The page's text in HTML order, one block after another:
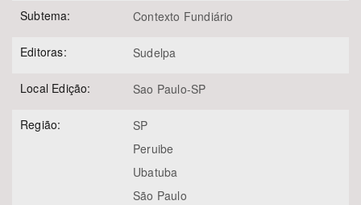
Subtema: Contexto Fundiário
Editoras: Sudelpa
Local Edição: Sao Paulo-SP
Região:
SP
Peruibe
Ubatuba
São Paulo